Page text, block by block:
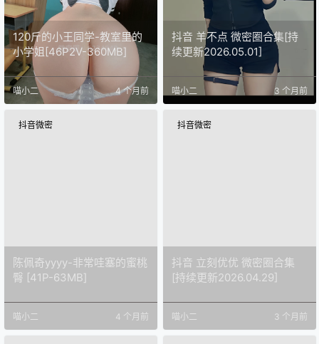
120斤的小王同学-教室里的
小学姐[46P2V-360MB]
喵小二 4 个月前
抖音 羊不点 微密圈合集[持
续更新2026.05.01]
喵小二 3 个月前
抖音微密
陈佩奇yyyy-非常哇塞的蜜桃
臀 [41P-63MB]
喵小二 4 个月前
抖音微密
抖音 立刻优优 微密圈合集
[持续更新2026.04.29]
喵小二 3 个月前